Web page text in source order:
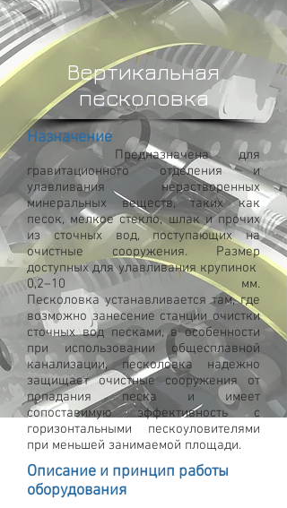
Вертикальная
песколовка
Назначение
Предназначена для
гравитационного отделения и
улавливания нерастворенных
минеральных веществ, таких как
песок, мелкое стекло, шлак и прочих
из сточных вод, поступающих на
очистные сооружения. Размер
доступных для улавливания крупинок
0,2–10 мм.
Песколовка устанавливается там, где
возможно занесение станции очистки
сточных вод песками, в особенности
при использовании общесплавной
канализации, песколовка надежно
защищает очистные сооружения от
попадания песка и имеет
сопоставимую эффективность с
горизонтальными пескоуловителями
при меньшей занимаемой площади.
Описание и принцип работы
оборудования